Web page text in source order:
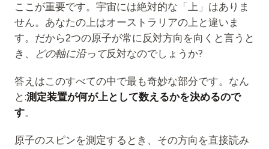
ここが重要です。宇宙には絶対的な「上」はありま
せん。あなたの上はオーストラリアの上と違いま
す。だから2つの原子が常に反対方向を向くと言うと
き、
どの軸に沿って反対なのでしょうか?
答えはこのすべての中で最も奇妙な部分です。なん
と:測定装置が何が上として数えるかを決めるので
す。
原子のスピンを測定するとき、その方向を直接読み